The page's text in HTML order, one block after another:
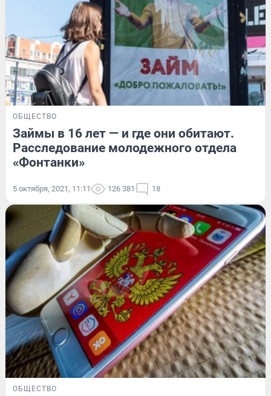
ОБЩЕСТВО
Займы в 16 лет — и где они обитают.
Расследование молодежного отдела
«Фонтанки»
5 октября, 2021, 11:11 126 381 18
ОБЩЕСТВО